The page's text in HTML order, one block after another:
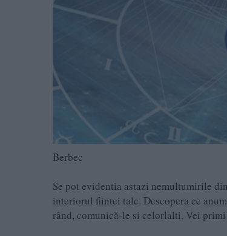
Berbec
Se pot evidentia astazi nemultumirile
interiorul fiintei tale. Descopera ce
rând, comunică-le si celorlalti. Vei